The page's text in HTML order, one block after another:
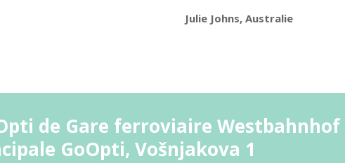
Julie Johns, Australie
de Gare ferroviaire Westbahnhof
GoOpti, Vošnjakova 1